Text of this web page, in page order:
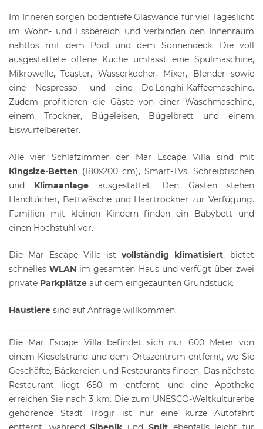
Im Inneren sorgen bodentiefe Glaswände für viel Tageslicht
im Wohn- und Essbereich und verbinden den Innenraum
nahtlos mit dem Pool und dem Sonnendeck. Die voll
ausgestattete offene Küche umfasst eine Spülmaschine,
Mikrowelle, Toaster, Wasserkocher, Mixer, Blender sowie
eine Nespresso- und eine De’Longhi-Kaffeemaschine.
Zudem profitieren die Gäste von einer Waschmaschine,
einem Trockner, Bügeleisen, Bügelbrett und einem
Eiswürfelbereiter.
Alle vier Schlafzimmer der Mar Escape Villa sind mit
Kingsize-Betten (180x200 cm), Smart-TVs, Schreibtischen
und Klimaanlage ausgestattet. Den Gästen stehen
Handtücher, Bettwäsche und Haartrockner zur Verfügung.
Familien mit kleinen Kindern finden ein Babybett und
einen Hochstuhl vor.
Die Mar Escape Villa istvollständig klimatisiert, bietet
schnelles WLANim gesamten Haus und verfügt über zwei
private Parkplätze auf dem eingezäunten Grundstück.
Haustieresind auf Anfrage willkommen.
Die Mar Escape Villa befindet sich nur 600 Meter von
einem Kieselstrand und dem Ortszentrum entfernt, wo Sie
Geschäfte, Bäckereien und Restaurants finden. Das nächste
Restaurant liegt 650 m entfernt, und eine Apotheke
erreichen Sie nach 3 km. Die zum UNESCO-Weltkulturerbe
gehörende Stadt Trogir ist nur eine kurze Autofahrt